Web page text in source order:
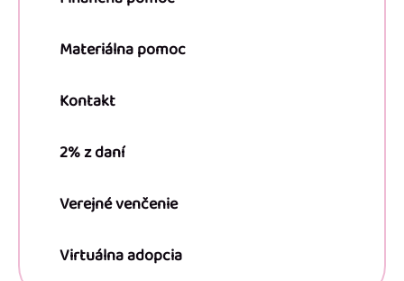
Materiálna pomoc
Kontakt
2% z daní
Verejné venčenie
Virtuálna adopcia